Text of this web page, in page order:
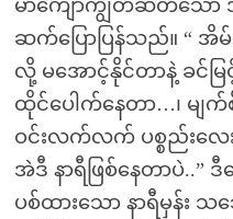
မာကျောကျွတ်ဆတ်သော
ဆက်ပြောပြန်သည်။ “ အိ
လို့ မအောင့်နိုင်တာနဲ့ ခင်မြ
ထိုင်ပေါက်နေတာ…၊ မျက်
ဝင်းလက်လက် ပစ္စည်းလ
အဲဒီ နာရီဖြစ်နေတာပဲ..”
ပစ်ထားသော နာရီမှန်း